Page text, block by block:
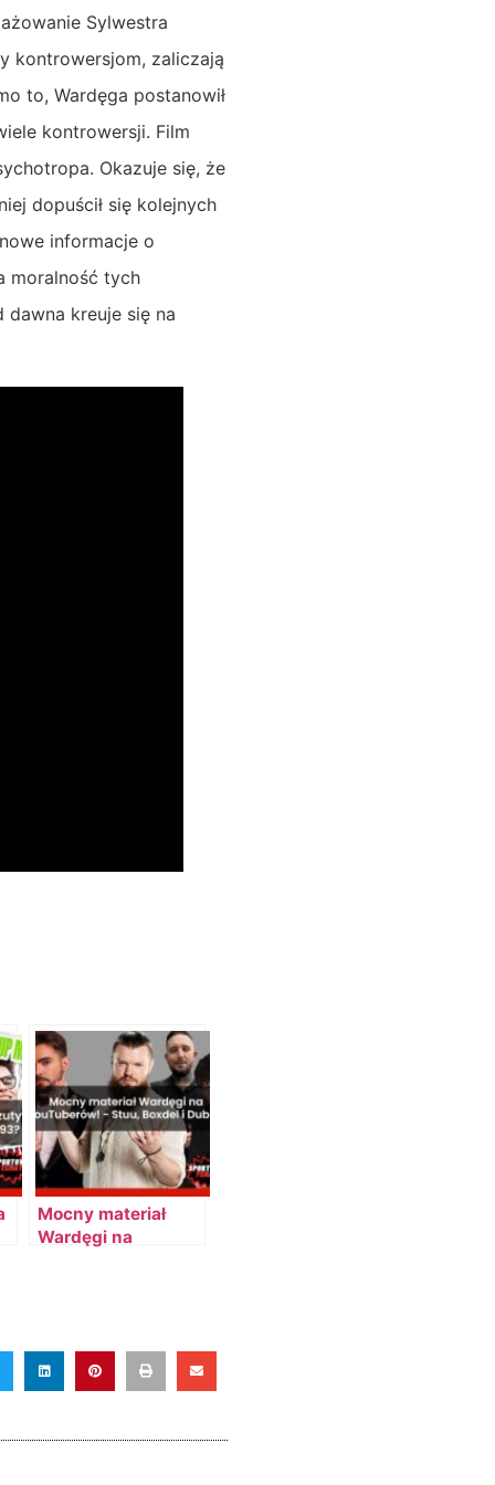
Sylwestra
kontrowersjom, zaliczają
to, Wardęga postanowił
kontrowersji. Film
Okazuje się, że
dopuścił się kolejnych
informacje o
moralność tych
kreuje się na
Mocny materiał
Wardęgi na